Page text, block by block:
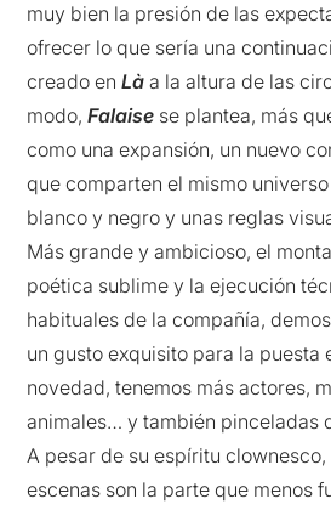
muy bien la presión de las
ofrecer lo que sería una
creado enLà a la altura de las
modo,Falaise se plantea, más
como una expansión, un nuevo
que comparten el mismo
blanco y negro y unas reglas
Más grande y ambicioso, el
poética sublime y la ejecución
habituales de la compañía,
un gusto exquisito para la puesta
novedad, tenemos más actores,
animales… y también pinceladas
A pesar de su espíritu
escenas son la parte que menos